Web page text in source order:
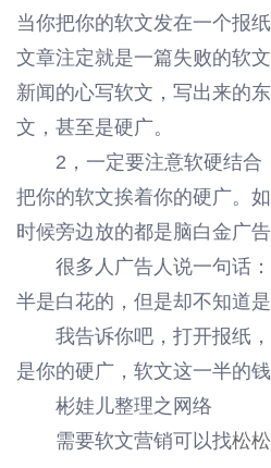
当你把你的软文发在一个报
文章注定就是一篇失败的软
新闻的心写软文，写出来的
文，甚至是硬广。
2，一定要注意软硬结合
把你的软文挨着你的硬广。
时候旁边放的都是脑白金广
很多人广告人说一句话：
半是白花的，但是却不知道是
我告诉你吧，打开报纸，
是你的硬广，软文这一半的钱
彬娃儿整理之网络
需要软文营销可以找松